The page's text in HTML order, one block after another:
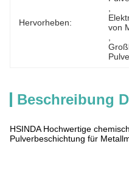
Hervorheben:
von
Beschreibung
HSINDA Hochwertige
Pulverbeschichtung für